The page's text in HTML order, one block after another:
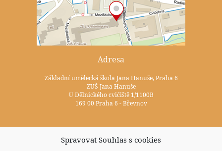
Spravovat Souhlas s cookies
Adresa
Základní umělecká škola Jana Hanuše, Praha 6
ZUŠ Jana Hanuše
U Dělnického cvičiště 1/1100B
169 00 Praha 6 - Břevnov